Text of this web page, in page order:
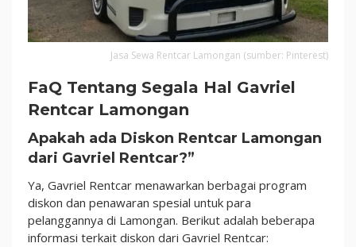
Jasa Sewa Rentcar Lamongan (sumber: Pinterest)
FaQ Tentang Segala Hal Gavriel
Rentcar Lamongan
Apakah ada Diskon Rentcar Lamongan
dari Gavriel Rentcar?”
Ya, Gavriel Rentcar menawarkan berbagai program
diskon dan penawaran spesial untuk para
pelanggannya di Lamongan. Berikut adalah beberapa
informasi terkait diskon dari Gavriel Rentcar: